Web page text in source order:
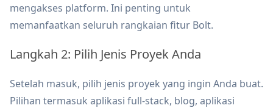
mengakses platform. Ini penting untuk
memanfaatkan seluruh rangkaian fitur Bolt.
Langkah 2: Pilih Jenis Proyek Anda
Setelah masuk, pilih jenis proyek yang ingin Anda buat.
Pilihan termasuk aplikasi full-stack, blog, aplikasi